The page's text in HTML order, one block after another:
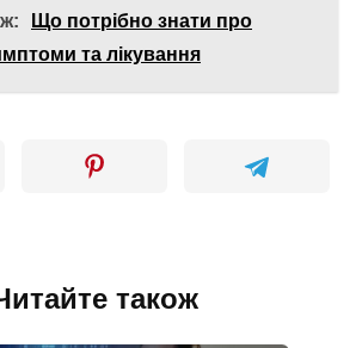
Що потрібно знати про
та лікування
також